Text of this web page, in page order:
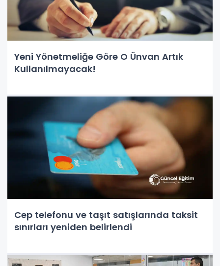
Yeni Yönetmeliğe Göre O Ünvan Artık
Kullanılmayacak!
Cep telefonu ve taşıt satışlarında taksit
sınırları yeniden belirlendi